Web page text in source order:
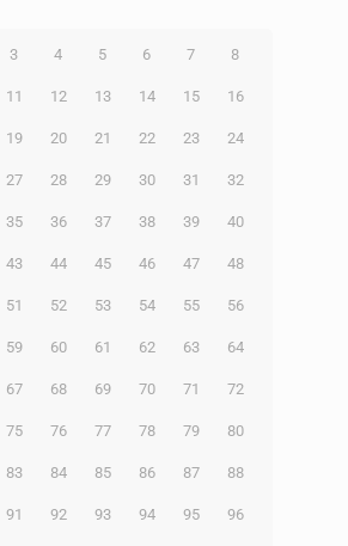
3 4 5 6 7 8
11 12 13 14 15 16
19 20 21 22 23 24
27 28 29 30 31 32
35 36 37 38 39 40
43 44 45 46 47 48
51 52 53 54 55 56
59 60 61 62 63 64
67 68 69 70 71 72
75 76 77 78 79 80
83 84 85 86 87 88
91 92 93 94 95 96